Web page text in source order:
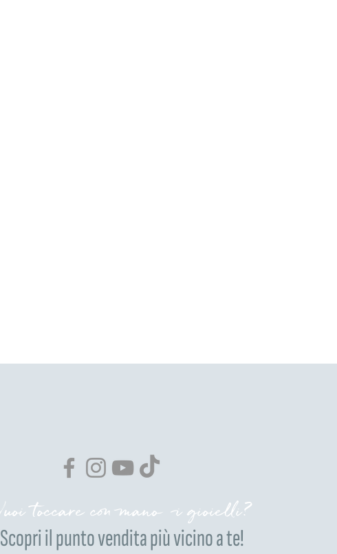
toccare con mano i gioielli?
Scopri il punto vendita più vicino a te!